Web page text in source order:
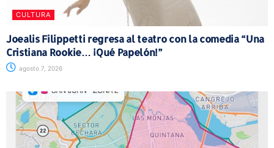
CULTURA
Joealis Filippetti regresa al teatro con la comedia “Una
Cristiana Rookie… ¡Qué Papelón!”
agosto 7, 2026